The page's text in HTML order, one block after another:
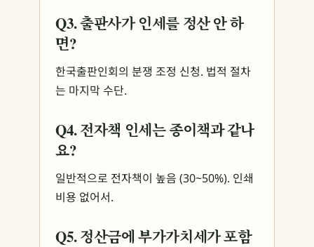
Q3. 출판사가 인세를 정산 안 하
면?
한국출판인회의 분쟁 조정 신청. 법적 절차
는 마지막 수단.
Q4. 전자책 인세는 종이책과 같나
요?
일반적으로 전자책이 높음 (30~50%). 인쇄
비용 없어서.
Q5. 정산금에 부가가치세가 포함